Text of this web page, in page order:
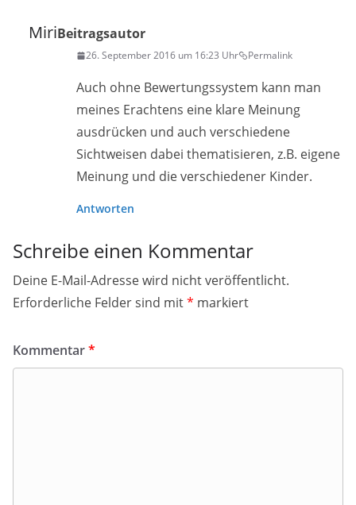
MiriBeitragsautor
26. September 2016 um 16:23 Uhr Permalink
Auch ohne Bewertungssystem kann man
meines Erachtens eine klare Meinung
ausdrücken und auch verschiedene
Sichtweisen dabei thematisieren, z.B. eigene
Meinung und die verschiedener Kinder.
Antworten
Schreibe einen Kommentar
Deine E-Mail-Adresse wird nicht veröffentlicht.
Erforderliche Felder sind mit* markiert
Kommentar*